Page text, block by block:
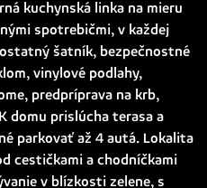
kuchynská linka na mieru
spotrebičmi, v každej
šatník, bezpečnostné
vinylové podlahy,
predpríprava na krb,
domu prislúcha terasa a
parkovať až 4 autá. Lokalita
cestičkami a chodníčkami
v blízkosti zelene, s